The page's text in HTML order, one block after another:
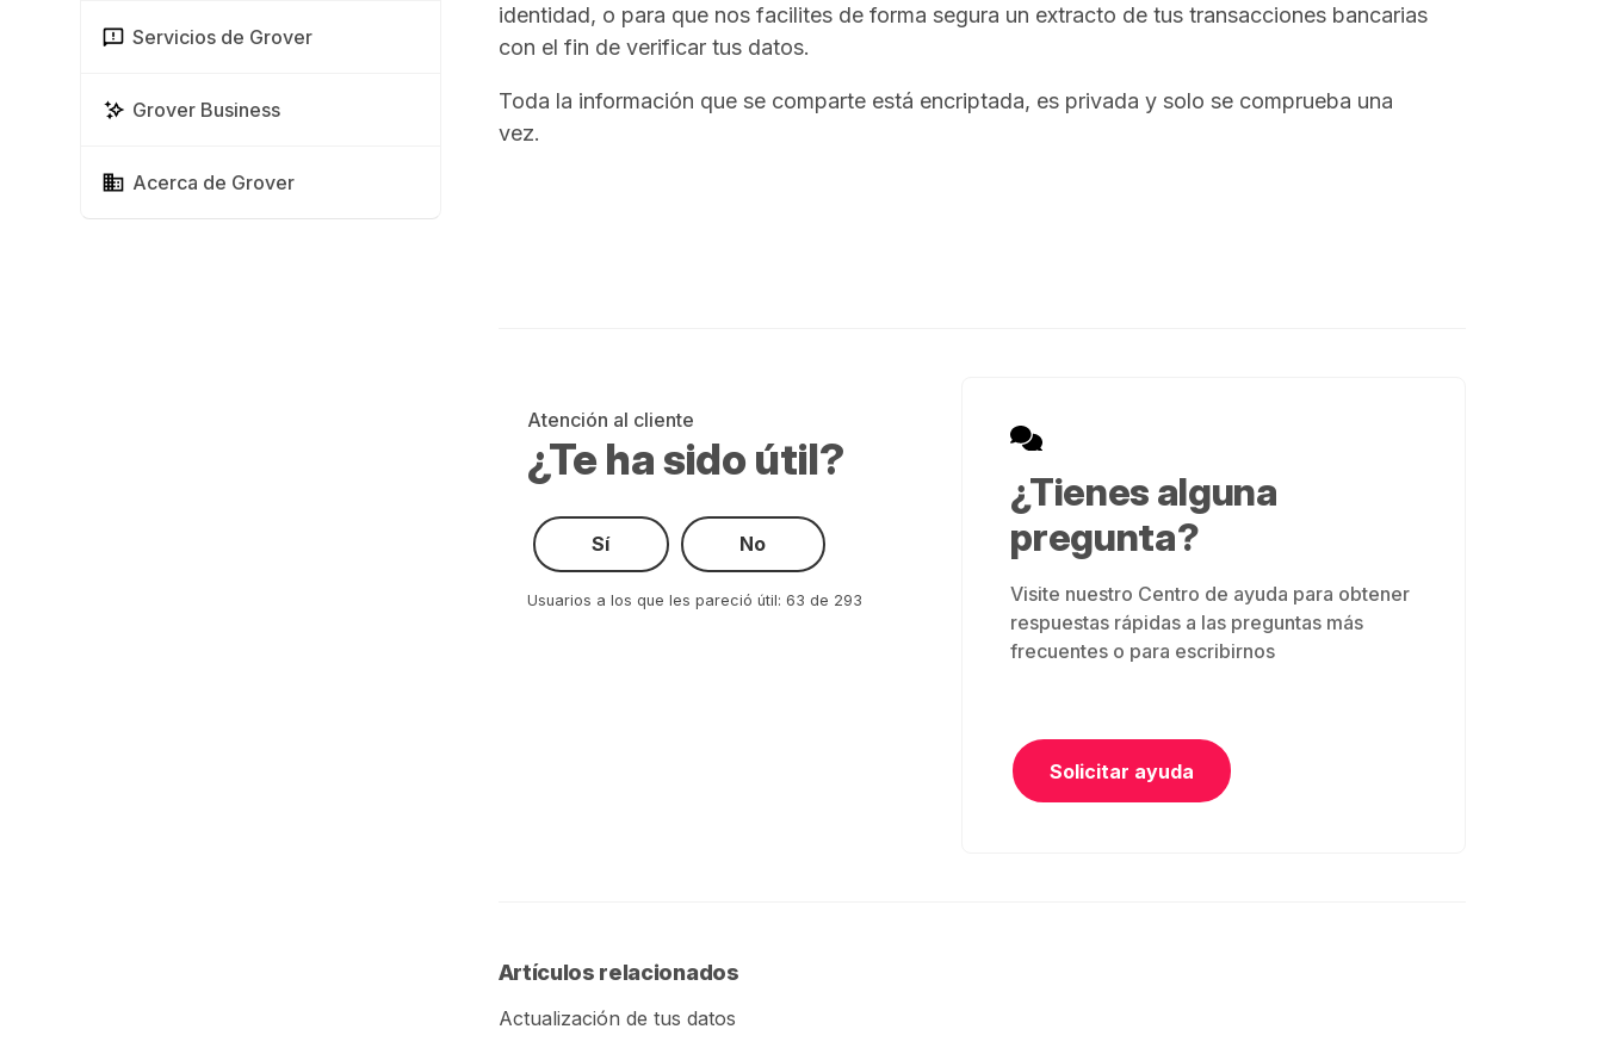
Servicios de Grover
Grover Business
Acerca de Grover
identidad, o para que nos facilites de forma segura un extracto de tus transacciones bancarias
con el fin de verificar tus datos.
Toda la información que se comparte está encriptada, es privada y solo se comprueba una
vez.
Atención al cliente
¿Te ha sido útil?
Sí No
Usuarios a los que les pareció útil: 63 de 293
¿Tienes alguna
pregunta?
Visite nuestro Centro de ayuda para obtener
respuestas rápidas a las preguntas más
frecuentes o para escribirnos
Solicitar ayuda
Artículos relacionados
Actualización de tus datos